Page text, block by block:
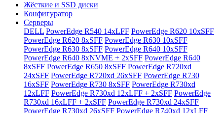
Жёсткие и SSD диски
Конфигуратор
Серверы
DELL PowerEdge R540 14xLFF PowerEdge R620 10xSFF
PowerEdge R620 8xSFF PowerEdge R630 10xSFF
PowerEdge R630 8xSFF PowerEdge R640 10xSFF
PowerEdge R640 8xNVME + 2xSFF PowerEdge R640
8xSFF PowerEdge R650 8xSFF PowerEdge R720xd
24xSFF PowerEdge R720xd 26xSFF PowerEdge R730
16xSFF PowerEdge R730 8xSFF PowerEdge R730xd
12xLFF PowerEdge R730xd 12xLFF + 2xSFF PowerEdge
R730xd 16xLFF + 2xSFF PowerEdge R730xd 24xSFF
PowerEdge R730xd 26xSFF PowerEdge R740xd 12xLFF